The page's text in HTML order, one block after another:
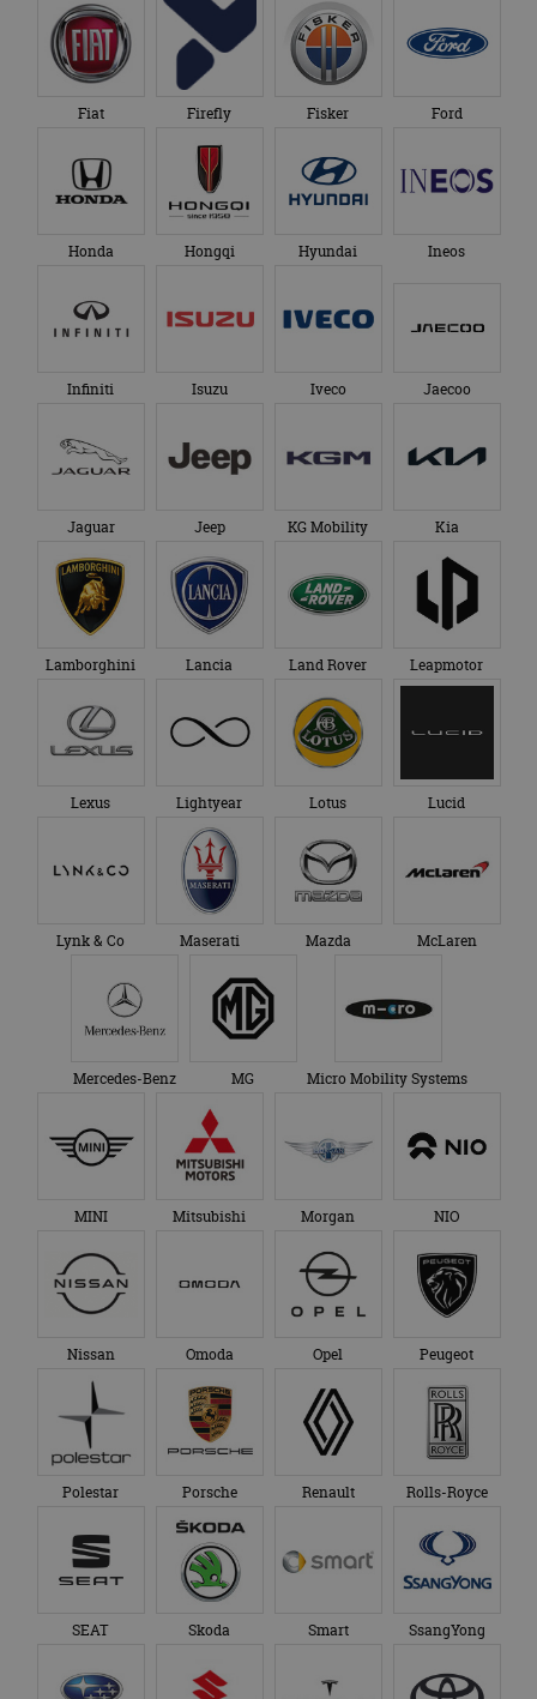
Fiat Firefly Fisker Ford
Honda Hongqi Hyundai Ineos
Infiniti Isuzu Iveco Jaecoo
Jaguar Jeep KG Mobility Kia
Lamborghini Lancia Land Rover Leapmotor
Lexus Lightyear Lotus Lucid
Lynk & Co Maserati Mazda McLaren
Mercedes-Benz MG Micro Mobility Systems
MINI Mitsubishi Morgan NIO
Nissan Omoda Opel Peugeot
Polestar Porsche Renault Rolls-Royce
SEAT Skoda Smart SsangYong